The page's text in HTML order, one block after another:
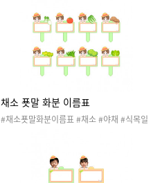
연 #자연물 #꽃 #식물 #작물 #봄 #봄행사 #
식목일행사 #봄도안 #봄활동 #식목일도안 #
식목일활동 #원예활동 #텃밭활동 #이름표 #
텃밭이름표 #식목일이름표 #화분이름표 #야
채이름표 #채소이름표 #가지 #감자 #강낭콩
#고구마 #고추 #당근 #딸기 #땅콩
채소 푯말 화분 이름표
#채소푯말화분이름표 #채소 #야채 #식목일
식목일행사 #봄도안 #봄활동 #식목일도안 #
식목일활동 #원예활동 #텃밭활동 #이름표 #